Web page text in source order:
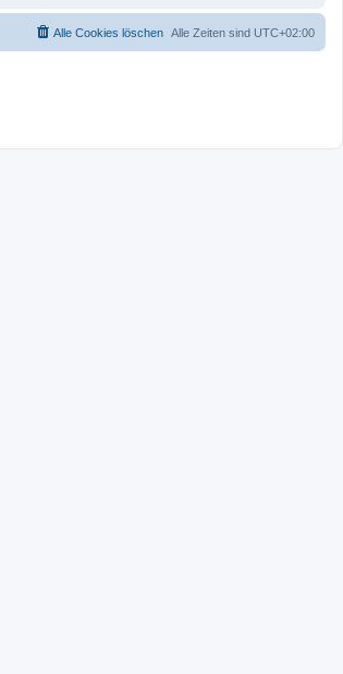
Alle Zeiten sind UTC+02:00
Alle Cookies löschen